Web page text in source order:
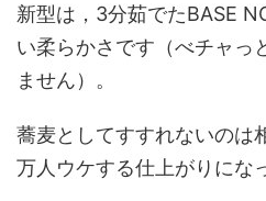
新型は，3分茹でたBASE
い柔らかさです（べチャっ
ません）。
蕎麦としてすすれないのは
万人ウケする仕上がりにな